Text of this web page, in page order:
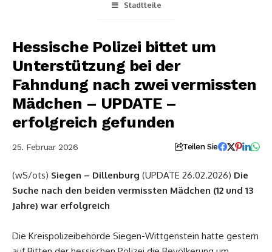
Stadtteile
Hessische Polizei bittet um
Unterstützung bei der
Fahndung nach zwei vermissten
Mädchen – UPDATE –
erfolgreich gefunden
25. Februar 2026 Teilen Sie
(wS/ots) Siegen – Dillenburg (UPDATE 26.02.2026) Die
Suche nach den beiden vermissten Mädchen (12 und 13
Jahre) war erfolgreich
Die Kreispolizeibehörde Siegen-Wittgenstein hatte gestern